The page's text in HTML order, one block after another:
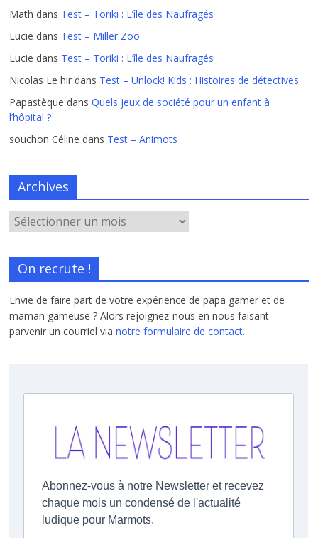
Math dans Test – Toriki : L’île des Naufragés
Lucie dans Test – Miller Zoo
Lucie dans Test – Toriki : L’île des Naufragés
Nicolas Le hir dans Test – Unlock! Kids : Histoires de détectives
Papastèque dansQuels jeux de société pour un enfant à
l’hôpital ?
souchon Céline dans Test – Animots
Archives
On recrute !
Envie de faire part de votre expérience de papa gamer et de
maman gameuse ? Alors rejoignez-nous en nous faisant
parvenir un courriel vianotre formulaire de contact.